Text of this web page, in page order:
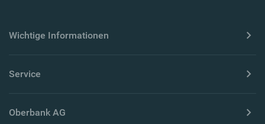
Wichtige Informationen
Service
Oberbank AG